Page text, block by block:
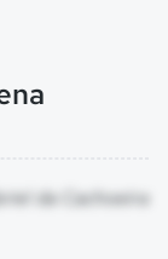
da Cachoeira